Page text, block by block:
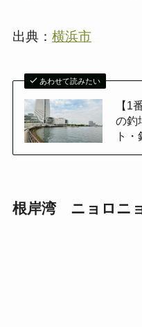
出典： 横浜市
あわせて読みたい
【1
の釣
ト
根岸湾 ニョロ